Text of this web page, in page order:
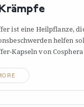
ist eine Heilpflanze,
helfen
Kapseln von